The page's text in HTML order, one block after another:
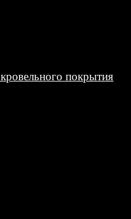
покрытия